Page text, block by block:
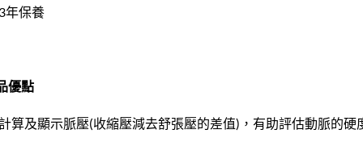
年保養
優點
算及顯示脈壓(收縮壓減去舒張壓的差值)，有助評估動脈的硬